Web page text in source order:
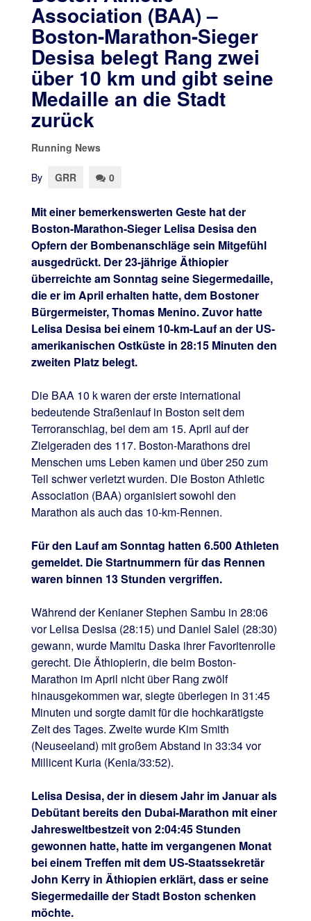
Association (BAA) –
Boston-Marathon-Sieger
Desisa belegt Rang zwei
über 10 km und gibt seine
Medaille an die Stadt
zurück
Running News
By GRR 0
Mit einer bemerkenswerten Geste hat der
Boston-Marathon-Sieger Lelisa Desisa den
Opfern der Bombenanschläge sein Mitgefühl
ausgedrückt. Der 23-jährige Äthiopier
überreichte am Sonntag seine Siegermedaille,
die er im April erhalten hatte, dem Bostoner
Bürgermeister, Thomas Menino. Zuvor hatte
Lelisa Desisa bei einem 10-km-Lauf an der US-
amerikanischen Ostküste in 28:15 Minuten den
zweiten Platz belegt.
Die BAA 10 k waren der erste international
bedeutende Straßenlauf in Boston seit dem
Terroranschlag, bei dem am 15. April auf der
Zielgeraden des 117. Boston-Marathons drei
Menschen ums Leben kamen und über 250 zum
Teil schwer verletzt wurden. Die Boston Athletic
Association (BAA) organisiert sowohl den
Marathon als auch das 10-km-Rennen.
Für den Lauf am Sonntag hatten 6.500 Athleten
gemeldet. Die Startnummern für das Rennen
waren binnen 13 Stunden vergriffen.
Während der Kenianer Stephen Sambu in 28:06
vor Lelisa Desisa (28:15) und Daniel Salel (28:30)
gewann, wurde Mamitu Daska ihrer Favoritenrolle
gerecht. Die Äthiopierin, die beim Boston-
Marathon im April nicht über Rang zwölf
hinausgekommen war, siegte überlegen in 31:45
Minuten und sorgte damit für die hochkarätigste
Zeit des Tages. Zweite wurde Kim Smith
(Neuseeland) mit großem Abstand in 33:34 vor
Millicent Kuria (Kenia/33:52).
Lelisa Desisa, der in diesem Jahr im Januar als
Debütant bereits den Dubai-Marathon mit einer
Jahresweltbestzeit von 2:04:45 Stunden
gewonnen hatte, hatte im vergangenen Monat
bei einem Treffen mit dem US-Staatssekretär
John Kerry in Äthiopien erklärt, dass er seine
Siegermedaille der Stadt Boston schenken
möchte.